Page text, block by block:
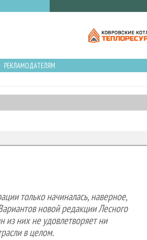
РЕКЛАМОДАТЕЛЯМ
только начиналась, наверное,
новой редакции Лесного
из них не удовлетворяет ни
в целом.